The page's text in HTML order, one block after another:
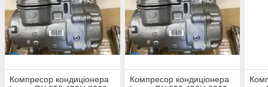
Компресор кондиціонера
Компресор кондиціонера